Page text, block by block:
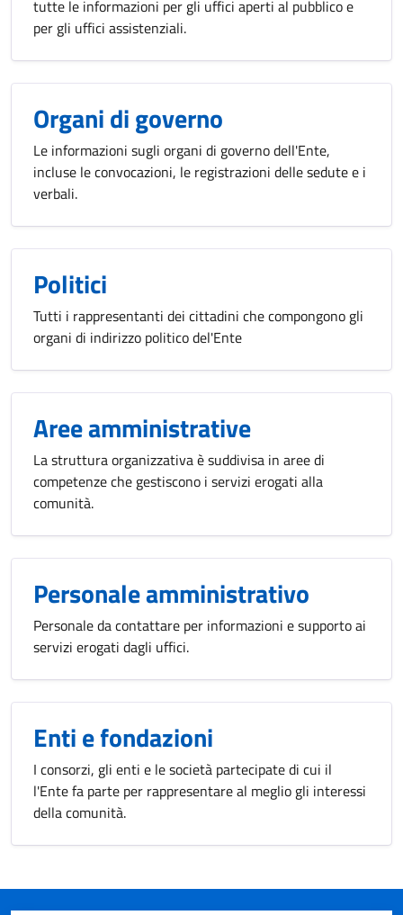
tutte le informazioni per gli uffici aperti al pubblico e
per gli uffici assistenziali.
Organi di governo
Le informazioni sugli organi di governo dell'Ente,
incluse le convocazioni, le registrazioni delle sedute e i
verbali.
Politici
Tutti i rappresentanti dei cittadini che compongono gli
organi di indirizzo politico del'Ente
Aree amministrative
La struttura organizzativa è suddivisa in aree di
competenze che gestiscono i servizi erogati alla
comunità.
Personale amministrativo
Personale da contattare per informazioni e supporto ai
servizi erogati dagli uffici.
Enti e fondazioni
I consorzi, gli enti e le società partecipate di cui il
l'Ente fa parte per rappresentare al meglio gli interessi
della comunità.